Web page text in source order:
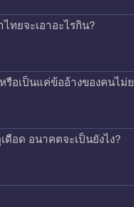
ทยจะเอาอะไรกิน?
อเป็นแค่ข้ออ้างของคนไม่ย
อด อนาคตจะเป็นยังไง?